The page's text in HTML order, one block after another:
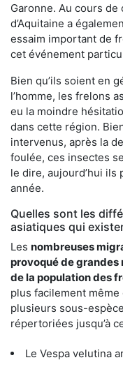
Garonne. Au cours
d’Aquitaine a
essaim important de
cet événement
Bien qu’ils soient en
l’homme, les frelons
eu la moindre
dans cette région.
intervenus, après la
foulée, ces insectes
le dire, aujourd’hui ils
année.
Quelles sont les
asiatiques qui
Les nombreuses
provoqué de
de la population des
plus facilement
plusieurs sous-
répertoriées jusqu’à
Le Vespa velutina